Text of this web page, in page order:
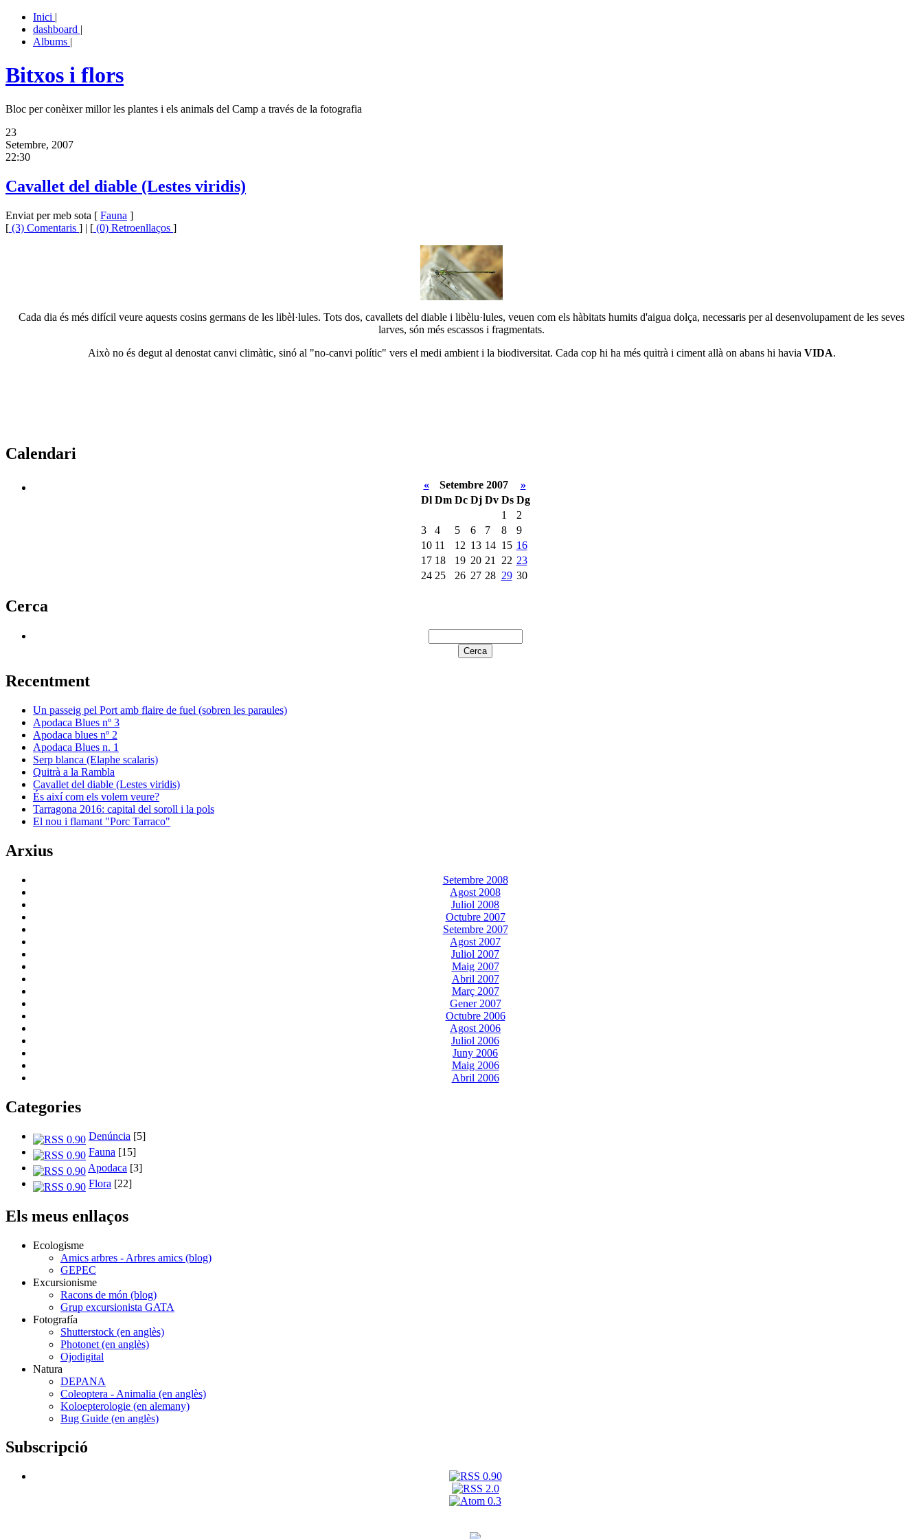
Inici |
dashboard |
Albums |
Bitxos i flors
Bloc per conèixer millor les plantes i els animals del Camp a través de la fotografia
23
Setembre, 2007
22:30
Cavallet del diable (Lestes viridis)
Enviat per meb sota [ Fauna ]
[ (3) Comentaris ] | [ (0) Retroenllaços ]
Cada dia és més difícil veure aquests cosins germans de les libèl·lules. Tots dos, cavallets del diable i libèlu·lules, veuen com els hàbitats humits d'aigua dolça, necessaris per al desenvolupament de les seves
larves, són més escassos i fragmentats.
Això no és degut al denostat canvi climàtic, sinó al "no-canvi polític" vers el medi ambient i la biodiversitat. Cada cop hi ha més quitrà i ciment allà on abans hi havia VIDA.
Calendari
« Setembre 2007
»
Dl Dm Dc Dj Dv Ds Dg
1
2
3
4 5 6 7 8
9
10 11 12 13 14 15 16
17 18 19 20 21 22 23
24 25 26 27 28 29 30
Cerca
Recentment
Un passeig pel Port amb flaire de fuel (sobren les paraules)
Apodaca Blues nº 3
Apodaca blues nº 2
Apodaca Blues n. 1
Serp blanca (Elaphe scalaris)
Quitrà a la Rambla
Cavallet del diable (Lestes viridis)
És així com els volem veure?
Tarragona 2016: capital del soroll i la pols
El nou i flamant "Porc Tarraco"
Arxius
Setembre 2008
Agost 2008
Juliol 2008
Octubre 2007
Setembre 2007
Agost 2007
Juliol 2007
Maig 2007
Abril 2007
Març 2007
Gener 2007
Octubre 2006
Agost 2006
Juliol 2006
Juny 2006
Maig 2006
Abril 2006
Categories
Denúncia [5]
Fauna [15]
Apodaca [3]
Flora [22]
Els meus enllaços
Ecologisme
Amics arbres - Arbres amics (blog)
GEPEC
Excursionisme
Racons de món (blog)
Grup excursionista GATA
Fotografía
Shutterstock (en anglès)
Photonet (en anglès)
Ojodigital
Natura
DEPANA
Coleoptera - Animalia (en anglès)
Koloepterologie (en alemany)
Bug Guide (en anglès)
Subscripció